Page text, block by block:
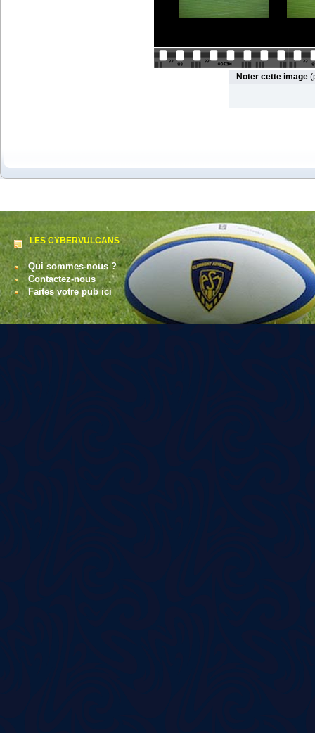
Noter cette image
LES CYBERVULCANS
Qui sommes-nous ?
Contactez-nous
Faites votre pub ici